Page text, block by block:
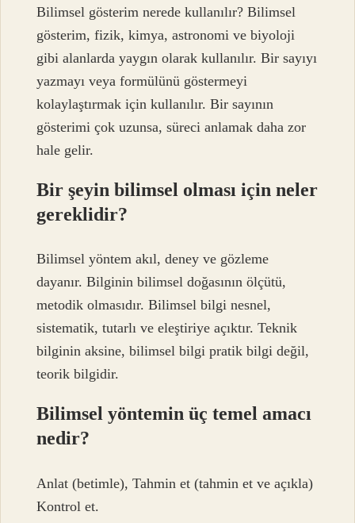
Bilimsel gösterim nerede kullanılır? Bilimsel
gösterim, fizik, kimya, astronomi ve biyoloji
gibi alanlarda yaygın olarak kullanılır. Bir sayıyı
yazmayı veya formülünü göstermeyi
kolaylaştırmak için kullanılır. Bir sayının
gösterimi çok uzunsa, süreci anlamak daha zor
hale gelir.
Bir şeyin bilimsel olması için neler
gereklidir?
Bilimsel yöntem akıl, deney ve gözleme
dayanır. Bilginin bilimsel doğasının ölçütü,
metodik olmasıdır. Bilimsel bilgi nesnel,
sistematik, tutarlı ve eleştiriye açıktır. Teknik
bilginin aksine, bilimsel bilgi pratik bilgi değil,
teorik bilgidir.
Bilimsel yöntemin üç temel amacı
nedir?
Anlat (betimle), Tahmin et (tahmin et ve açıkla)
Kontrol et.